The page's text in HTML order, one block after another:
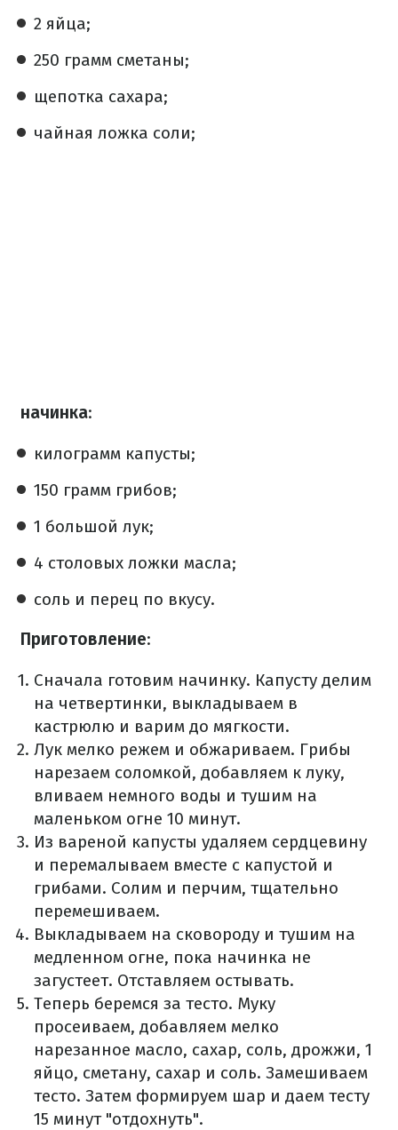
2 яйца;
250 грамм сметаны;
щепотка сахара;
чайная ложка соли;
начинка:
килограмм капусты;
150 грамм грибов;
1 большой лук;
4 столовых ложки масла;
соль и перец по вкусу.
Приготовление:
Сначала готовим начинку. Капусту делим
на четвертинки, выкладываем в
кастрюлю и варим до мягкости.
Лук мелко режем и обжариваем. Грибы
нарезаем соломкой, добавляем к луку,
вливаем немного воды и тушим на
маленьком огне 10 минут.
Из вареной капусты удаляем сердцевину
и перемалываем вместе с капустой и
грибами. Солим и перчим, тщательно
перемешиваем.
Выкладываем на сковороду и тушим на
медленном огне, пока начинка не
загустеет. Отставляем остывать.
Теперь беремся за тесто. Муку
просеиваем, добавляем мелко
нарезанное масло, сахар, соль, дрожжи, 1
яйцо, сметану, сахар и соль. Замешиваем
тесто. Затем формируем шар и даем тесту
15 минут "отдохнуть".